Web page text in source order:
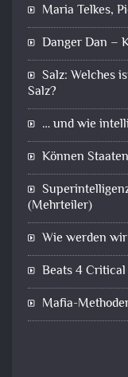
Maria Telkes,
Danger Dan –
Salz: Welches
Salz?
… und wie
Können
(Mehrteiler)
Wie werden
Beats 4
Mafia-